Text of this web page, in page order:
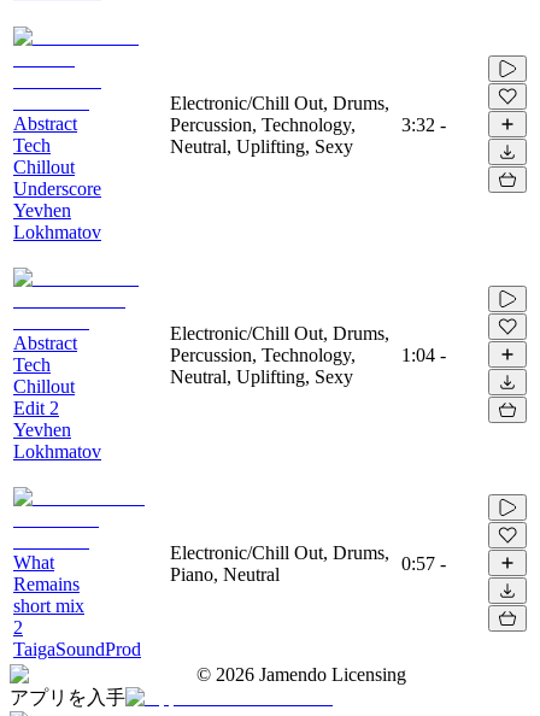
Abstract
Tech
Chillout
Underscore
Yevhen
Lokhmatov
Electronic/Chill Out, Drums,
Percussion, Technology,
Neutral, Uplifting, Sexy
3:32 -
Abstract
Tech
Chillout
Edit 2
Yevhen
Lokhmatov
Electronic/Chill Out, Drums,
Percussion, Technology,
Neutral, Uplifting, Sexy
1:04 -
What
Remains
short mix
2
TaigaSoundProd
Electronic/Chill Out, Drums,
Piano, Neutral
0:57 -
© 2026 Jamendo Licensing
アプリを入手